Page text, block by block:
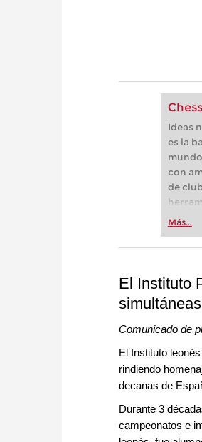
Ideas
es la
con
de
Más...
El Instituto
Comunicado de
El Instituto
rindiendo
decanas de
Durante 3
campeonatos e